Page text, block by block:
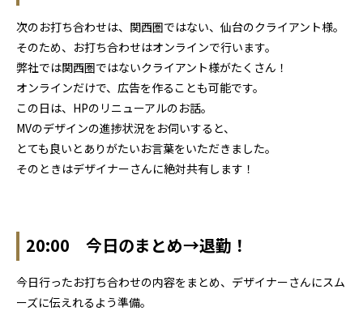
次のお打ち合わせは、関西圏ではない、仙台のクライアント様。
そのため、お打ち合わせはオンラインで行います。
弊社では関西圏ではないクライアント様がたくさん！
オンラインだけで、広告を作ることも可能です。
この日は、HPのリニューアルのお話。
MVのデザインの進捗状況をお伺いすると、
とても良いとありがたいお言葉をいただきました。
そのときはデザイナーさんに絶対共有します！
20:00 今日のまとめ→退勤！
今日行ったお打ち合わせの内容をまとめ、デザイナーさんにスム
ーズに伝えれるよう準備。